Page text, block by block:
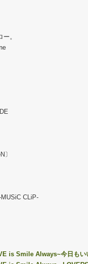
。
〕
CLiP-
is Smile Always~今日もい